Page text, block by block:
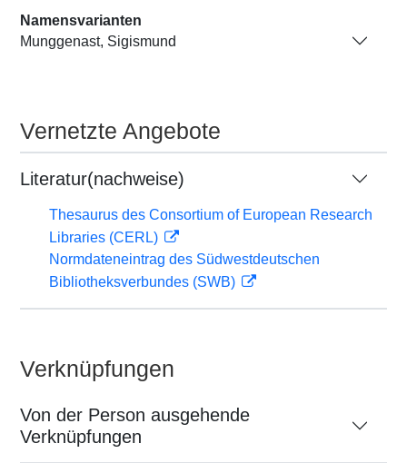
Namensvarianten
Munggenast, Sigismund
Vernetzte Angebote
Literatur(nachweise)
Thesaurus des Consortium of European Research
Libraries (CERL)
Normdateneintrag des Südwestdeutschen
Bibliotheksverbundes (SWB)
Verknüpfungen
Von der Person ausgehende
Verknüpfungen